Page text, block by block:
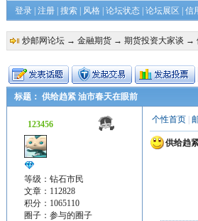
登录| 注册| 搜索| 风格| 论坛状态| 论坛展区 信
炒邮网论坛→ 金融期货→ 期货投资大家谈 →
标题： 供给趋紧 油市春天在眼前
123456
等级：钻石市民
文章：112828
积分：1065110
圈子： 参与的圈子
个性首页|
供给趋